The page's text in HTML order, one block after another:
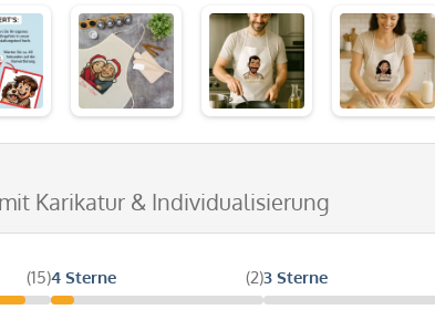
Karikatur & Individualisierung
(15)4 Sterne (2)3 Sterne